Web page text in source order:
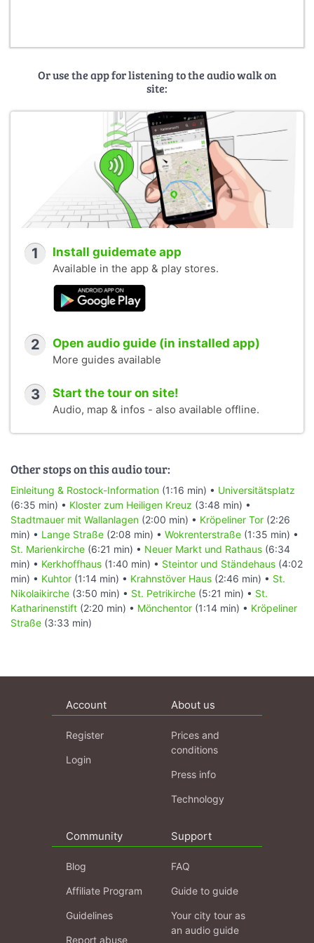
Or use the app for listening to the audio walk on
site:
1 Install guidemate app
Available in the app & play stores.
2 Open audio guide (in installed app)
More guides available
3 Start the tour on site!
Audio, map & infos - also available offline.
Other stops on this audio tour:
Einleitung & Rostock-Information (1:16 min) • Universitätsplatz
(6:35 min) • Kloster zum Heiligen Kreuz (3:48 min) •
Stadtmauer mit Wallanlagen (2:00 min) • Kröpeliner Tor (2:26
min) • Lange Straße (2:08 min) • Wokrenterstraße (1:35 min) •
St. Marienkirche (6:21 min) • Neuer Markt und Rathaus (6:34
min) • Kerkhoffhaus (1:40 min) • Steintor und Ständehaus (4:02
min) • Kuhtor (1:14 min) • Krahnstöver Haus (2:46 min) • St.
Nikolaikirche (3:50 min) • St. Petrikirche (5:21 min) • St.
Katharinenstift (2:20 min) • Mönchentor (1:14 min) • Kröpeliner
Straße (3:33 min)
Account
Register
Login
About us
Prices and
conditions
Press info
Technology
Community
Blog
Affiliate Program
Guidelines
Report abuse
Support
FAQ
Guide to guide
Your city tour as
an audio guide